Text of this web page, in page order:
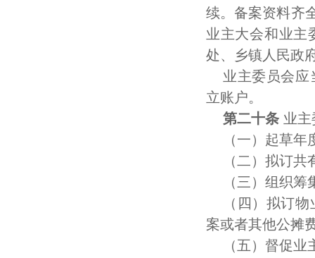
续。备案资料齐
业主大会和业主
处、乡镇人民政
业主委员会应
立账户。
第二十条 业
（一）起草
（二）拟订
（三）组织
（四）拟订
案或者其他公摊
（五）督促